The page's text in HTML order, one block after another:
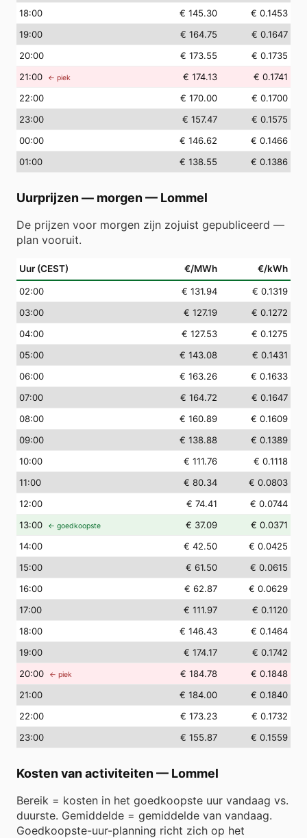
18:00 € 145.30
€ 0.1453
19:00 € 164.75
€ 0.1647
20:00 € 173.55
€ 0.1735
21:00 ← piek € 174.13
€ 0.1741
22:00 € 170.00
€ 0.1700
23:00 € 157.47
€ 0.1575
00:00 € 146.62
€ 0.1466
01:00 € 138.55 € 0.1386
Uurprijzen — morgen — Lommel
De prijzen voor morgen zijn zojuist gepubliceerd —
plan vooruit.
Uur (CEST) €/MWh €/kWh
02:00 € 131.94
€ 0.1319
03:00 € 127.19
€ 0.1272
04:00 € 127.53
€ 0.1275
05:00 € 143.08
€ 0.1431
06:00 € 163.26
€ 0.1633
07:00 € 164.72
€ 0.1647
08:00 € 160.89
€ 0.1609
09:00 € 138.88
€ 0.1389
10:00 € 111.76
€ 0.1118
11:00 € 80.34
€ 0.0803
12:00 € 74.41
€ 0.0744
13:00 ← goedkoopste € 37.09
€ 0.0371
14:00 € 42.50
€ 0.0425
15:00 € 61.50
€ 0.0615
16:00 € 62.87
€ 0.0629
17:00 € 111.97
€ 0.1120
18:00 € 146.43
€ 0.1464
19:00 € 174.17
€ 0.1742
20:00 ← piek € 184.78
€ 0.1848
21:00 € 184.00
€ 0.1840
22:00 € 173.23
€ 0.1732
23:00 € 155.87 € 0.1559
Kosten van activiteiten — Lommel
Bereik = kosten in het goedkoopste uur vandaag vs.
duurste. Gemiddelde = gemiddelde van vandaag.
Goedkoopste-uur-planning richt zich op het